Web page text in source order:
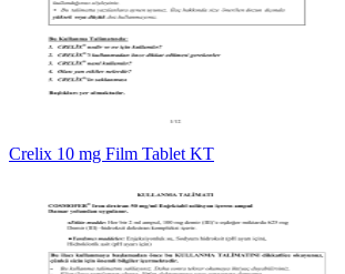
Crelix 10 mg Film Tablet KT